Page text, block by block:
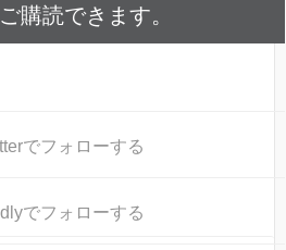
購読できます。
でフォローする
でフォローする